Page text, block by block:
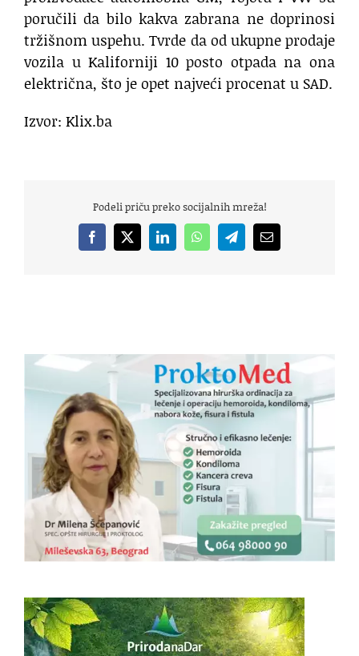
poručili da bilo kakva zabrana ne doprinosi
tržišnom uspehu. Tvrde da od ukupne prodaje
vozila u Kaliforniji 10 posto otpada na ona
električna, što je opet najveći procenat u SAD.
Izvor: Klix.ba
Podeli priču preko socijalnih mreža!
Facebook
X LinkedInWhatsAppTelegramEmail